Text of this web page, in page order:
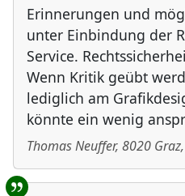
Erinnerungen und
unter Einbindung der
Service.
Wenn Kritik geübt
lediglich am
könnte ein wenig
Thomas Neuffer, 8020 Graz,